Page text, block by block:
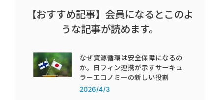
【おすすめ記事】会員になるとこのよ
うな記事が読めます。
なぜ資源循環は安全保障になるの
か。日フィン連携が示すサーキュ
ラーエコノミーの新しい役割
2026/4/3